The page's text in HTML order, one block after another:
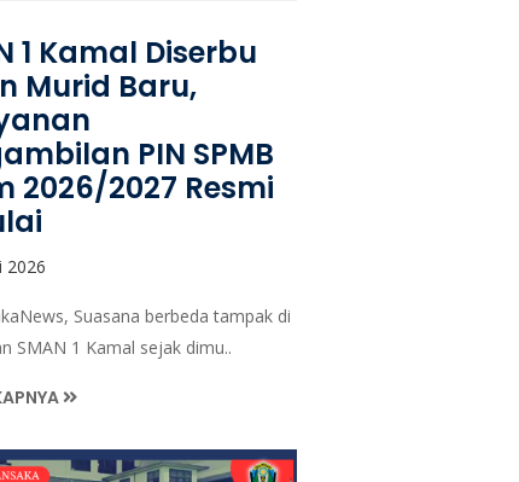
1 Kamal Diserbu
Murid Baru,
PIN SPMB
2026/2027 Resmi
2026
Suasana berbeda tampak di
SMAN 1 Kamal sejak dimu..